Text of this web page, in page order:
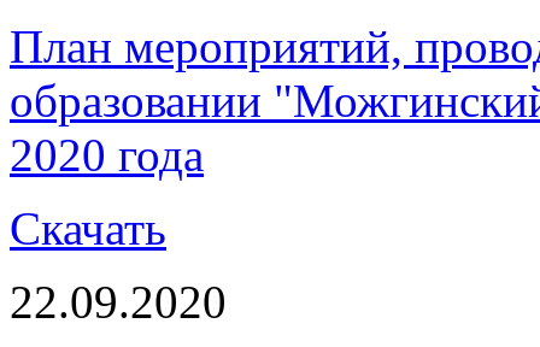
План мероприятий,
образовании
2020 года
Скачать
22.09.2020